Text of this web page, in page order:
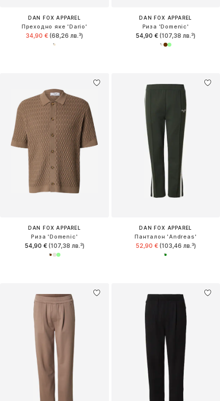
DAN FOX APPAREL
Преходно яке 'Dario'
34,90 € (68,26 лв.³)
DAN FOX APPAREL
Риза 'Domenic'
54,90 € (107,38 лв.³)
DAN FOX APPAREL
Риза 'Domenic'
54,90 €(107,38 лв.³)
DAN FOX APPAREL
Панталон 'Andreas'
52,90 €(103,46 лв.³)